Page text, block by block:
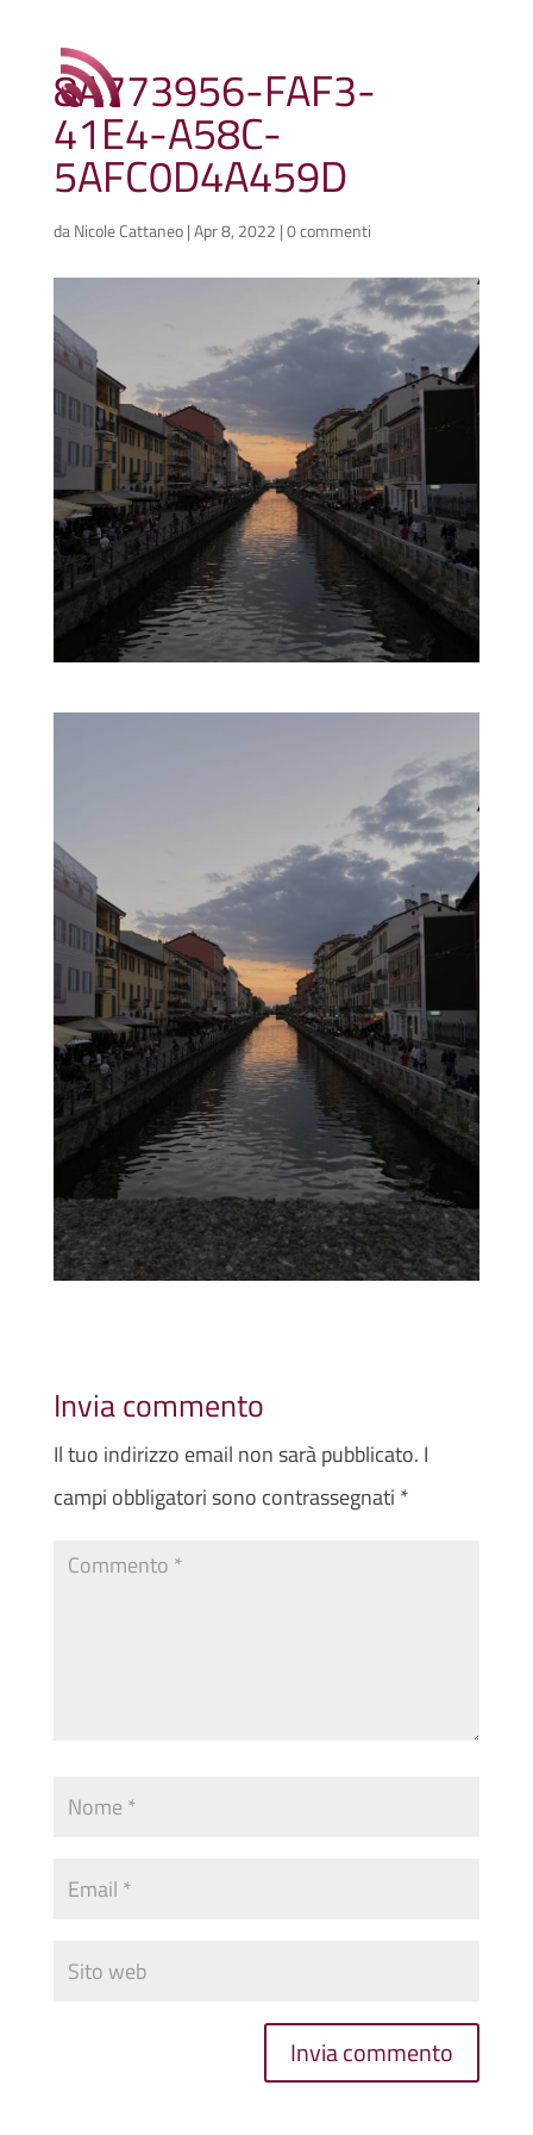
8A773956-FAF3-
41E4-A58C-
5AFC0D4A459D
daNicole Cattaneo|Apr 8, 2022 |0 commenti
Invia commento
Il tuo indirizzo email non sarà pubblicato. I
campi obbligatori sono contrassegnati *